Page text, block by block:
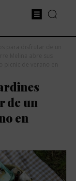
de un
en